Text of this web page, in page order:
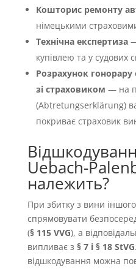
Кошторис ремонту
німецькими
Технічна експертиза—
купівлею та у судових
Розрахунок гонорару
зі страховиком — на
(Abtretungserklärung)
покриває страховик
Uebach-
належить?
При збитку з вини
спрямовувати
(§ 115 VVG), а
випливає з § 7 і § 18 StVG
відшкодування можна